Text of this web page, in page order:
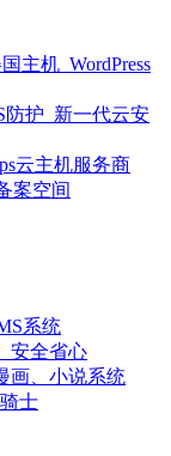
主机_WordPress
防护_新一代云安
云主机服务商
案空间
系统
安全省心
画、小说系统
士